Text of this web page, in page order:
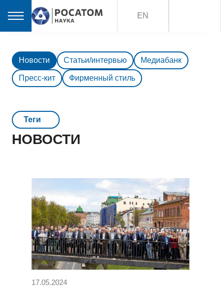
EN
Новости Статьи/интервью Медиабанк
Пресс-кит Фирменный стиль
НОВОСТИ
17.05.2024
Teги